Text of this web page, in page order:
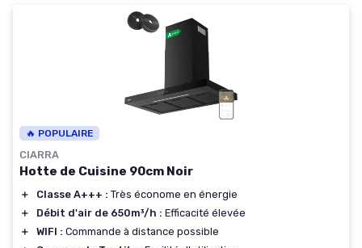
🔥 POPULAIRE
CIARRA
Hotte de Cuisine 90cm Noir
＋ Classe A+++ : Très économe en énergie
＋
Débit d'air de 650m³/h : Efficacité élevée
＋
WIFI : Commande à distance possible